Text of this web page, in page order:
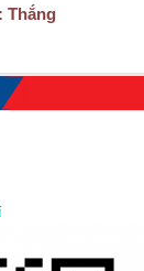
Thắng